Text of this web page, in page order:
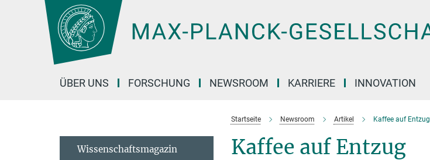
Hauptinhalt
ÜBER UNS FORSCHUNG NEWSROOM KARRIERE INNOVATION
Startseite Newsroom Artikel Kaffee auf Entzug
Kaffee auf Entzug
Wissenschaftsmagazin